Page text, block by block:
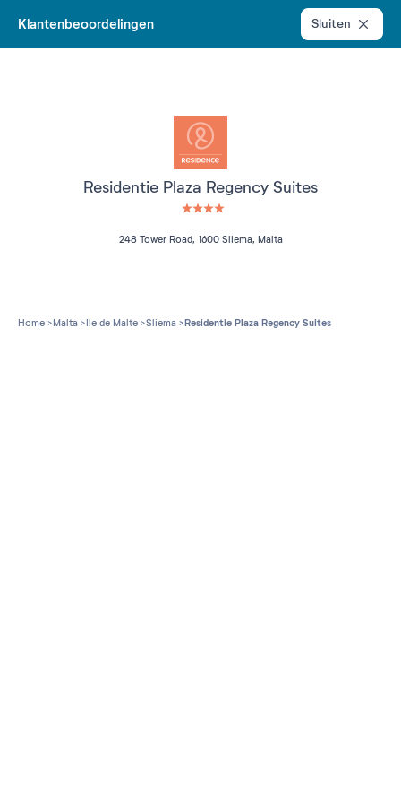
Klantenbeoordelingen Sluiten
Residentie Plaza Regency Suites
248 Tower Road, 1600 Sliema, Malta
Home Malta Ile de Malte Sliema Residentie Plaza Regency Suites